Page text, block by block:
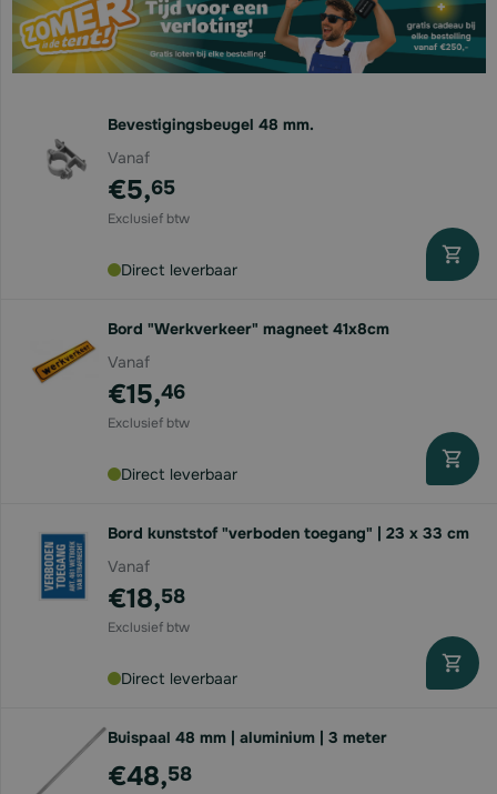
Bevestigingsbeugel 48 mm.
Vanaf
€5,65
Direct leverbaar
Bord "Werkverkeer" magneet 41x8cm
Vanaf
€15,46
Direct leverbaar
Bord kunststof "verboden toegang" | 23 x 33 cm
Vanaf
€18,58
Direct leverbaar
Buispaal 48 mm | aluminium | 3 meter
€48,58